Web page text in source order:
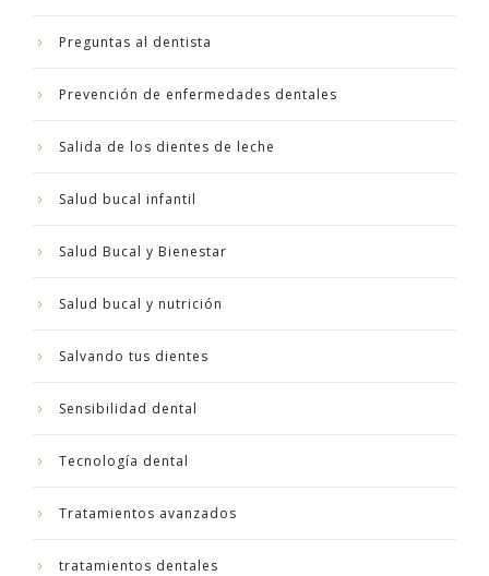
Preguntas al dentista
Prevención de enfermedades dentales
Salida de los dientes de leche
Salud bucal infantil
Salud Bucal y Bienestar
Salud bucal y nutrición
Salvando tus dientes
Sensibilidad dental
Tecnología dental
Tratamientos avanzados
tratamientos dentales